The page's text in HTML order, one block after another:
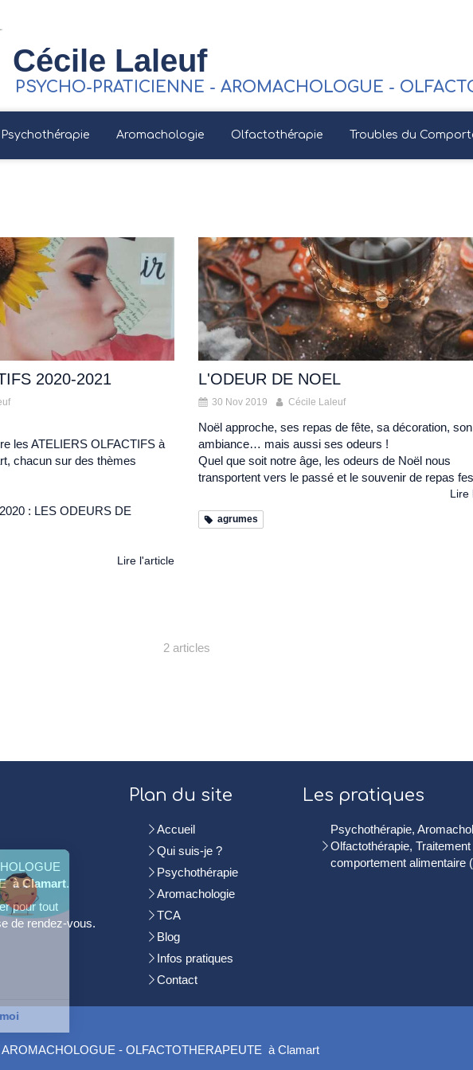
Cécile Laleuf
PSYCHO-PRATICIENNE - AROMACHOLOGUE -
Psychothérapie Aromachologie Olfactothérapie Troubles du
2020-2021
les ATELIERS OLFACTIFS à
chacun sur des thèmes
: LES ODEURS DE
Lire l'article
L'ODEUR DE NOEL
30 Nov 2019 Cécile Laleuf
Noël approche, ses repas de fête, sa décoration, son
ambiance… mais aussi ses odeurs !
Quel que soit notre âge, les odeurs de Noël nous
transportent vers le passé et le souvenir de repas
Lire
agrumes
2 articles
à Clamart.
pour tout
de rendez-vous.
Plan du site
Accueil
Qui suis-je ?
Psychothérapie
Aromachologie
TCA
Blog
Infos pratiques
Contact
Les pratiques
Psychothérapie,
Olfactothérapie,
comportement alimentaire
- OLFACTOTHERAPEUTE à Clamart